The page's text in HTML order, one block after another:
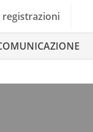
registrazioni